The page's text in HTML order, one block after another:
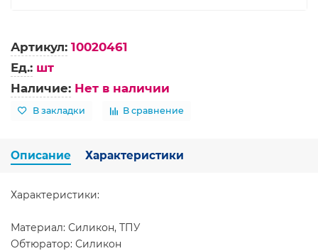
Артикул: 10020461
Ед.: шт
Наличие: Нет в наличии
В закладки В сравнение
Описание Характеристики
Характеристики:
Материал: Силикон, ТПУ
Обтюратор: Силикон